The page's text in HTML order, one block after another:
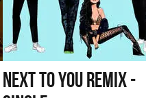
NEXT TO YOU REMIX -